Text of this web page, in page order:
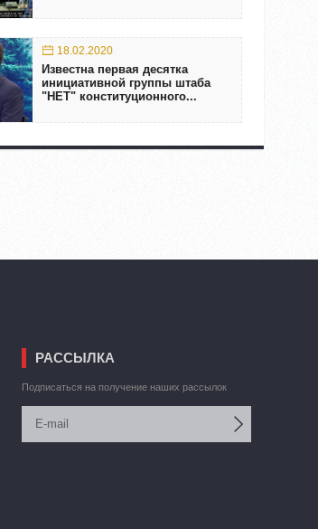
18.02.2020
Известна первая десятка
инициативной группы штаба
"НЕТ" конституционного...
РАССЫЛКА
Подписаться на получение наших рассылок